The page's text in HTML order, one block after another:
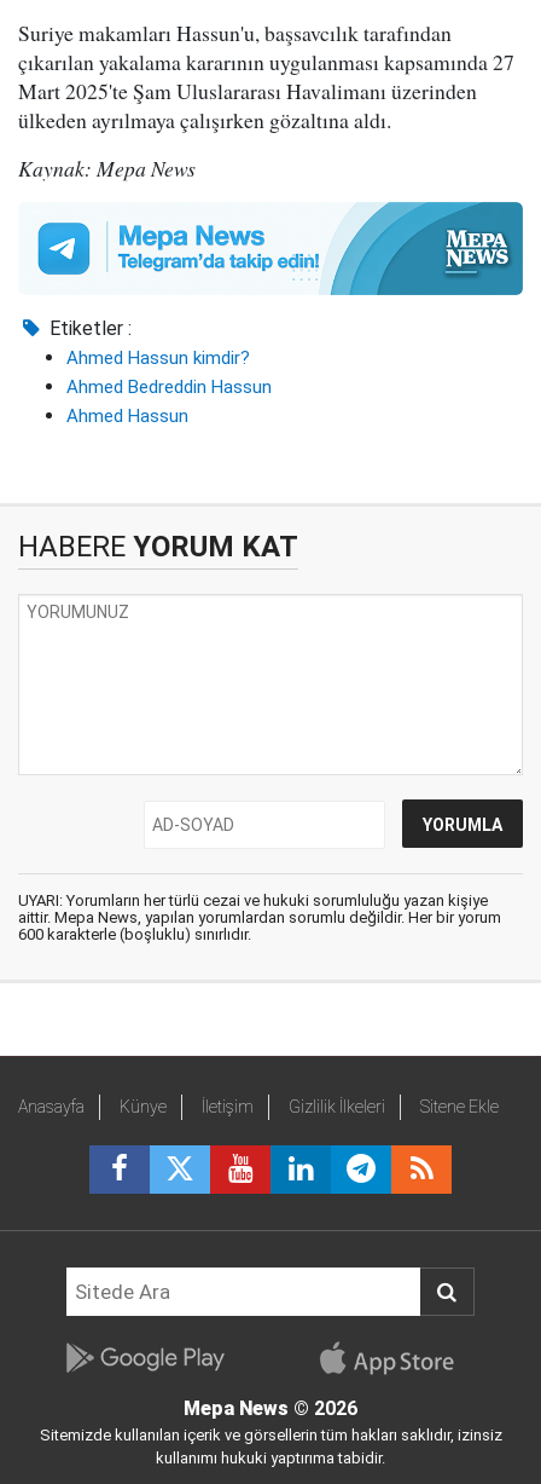
Suriye makamları Hassun'u, başsavcılık tarafından
çıkarılan yakalama kararının uygulanması kapsamında 27
Mart 2025'te Şam Uluslararası Havalimanı üzerinden
ülkeden ayrılmaya çalışırken gözaltına aldı.
Kaynak: Mepa News
Etiketler :
Ahmed Hassun kimdir?
Ahmed Bedreddin Hassun
Ahmed Hassun
HABERE YORUM KAT
UYARI: Yorumların her türlü cezai ve hukuki sorumluluğu yazan kişiye
aittir. Mepa News, yapılan yorumlardan sorumlu değildir. Her bir yorum
600 karakterle (boşluklu) sınırlıdır.
Anasayfa Künye İletişim Gizlilik İlkeleri Sitene Ekle
Mepa News © 2026
Sitemizde kullanılan içerik ve görsellerin tüm hakları saklıdır, izinsiz
kullanımı hukuki yaptırıma tabidir.